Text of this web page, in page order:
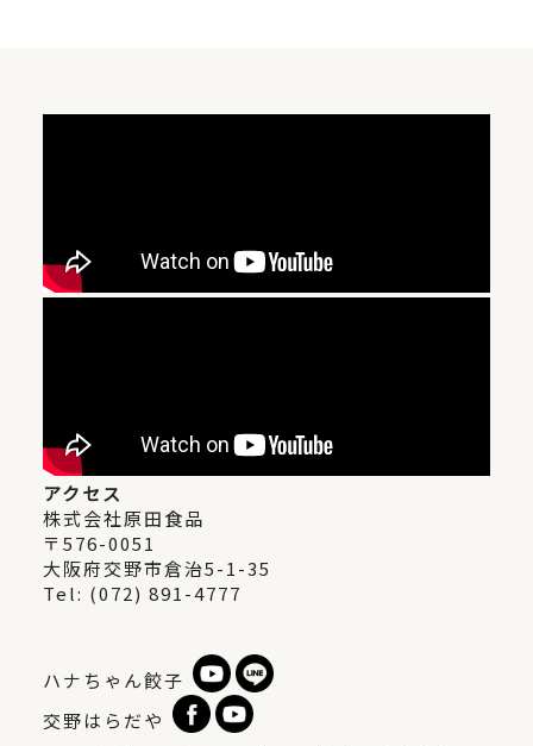
アクセス
株式会社原田食品
〒576-0051
大阪府交野市倉治5-1-35
Tel: (072) 891-4777
ハナちゃん餃子
交野はらだや